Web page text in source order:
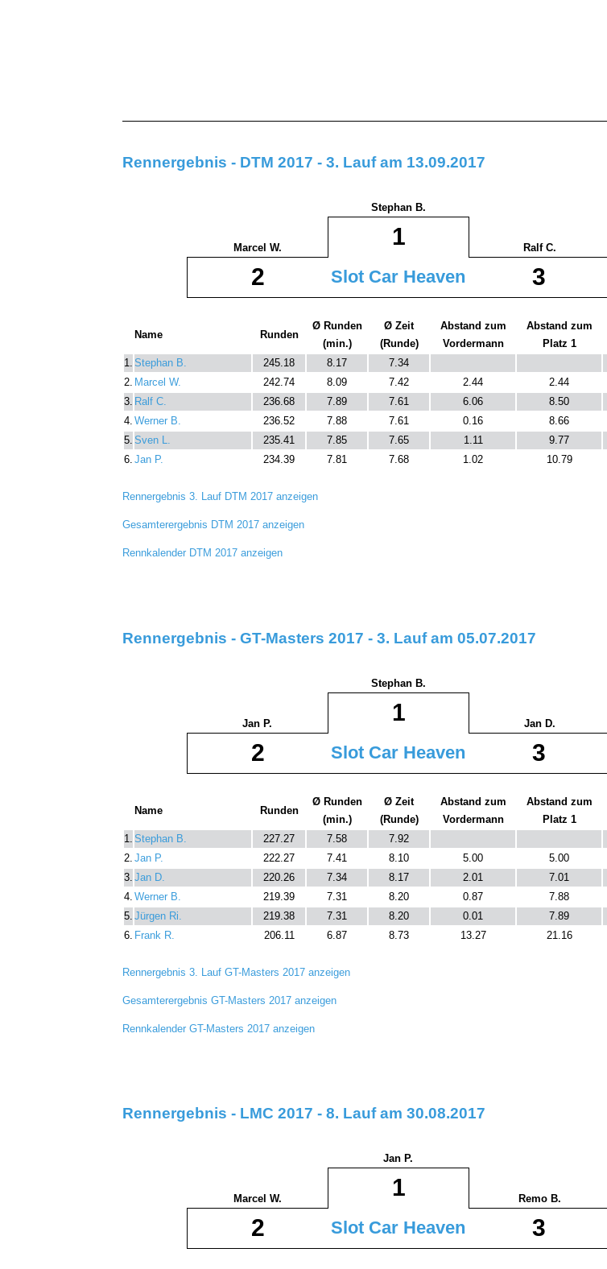
Rennergebnis - DTM 2017 - 3. Lauf am 13.09.2017
Stephan B.
Marcel W. 1 Ralf C.
2 Slot Car Heaven 3
Name Runden
Ø Runden
(min.)
Ø Zeit
(Runde)
Abstand zum
Vordermann
Abstand zum
Platz 1
1. Stephan B. 245.18 8.17 7.34
2. Marcel W. 242.74 8.09 7.42 2.44 2.44
3. Ralf C. 236.68 7.89 7.61 6.06 8.50
4. Werner B. 236.52 7.88 7.61 0.16 8.66
5. Sven L. 235.41 7.85 7.65 1.11 9.77
6. Jan P. 234.39 7.81 7.68 1.02 10.79
Rennergebnis 3. Lauf DTM 2017 anzeigen
Gesamterergebnis DTM 2017 anzeigen
Rennkalender DTM 2017 anzeigen
Rennergebnis - GT-Masters 2017 - 3. Lauf am 05.07.2017
Stephan B.
Jan P. 1 Jan D.
2 Slot Car Heaven 3
Name Runden
Ø Runden
(min.)
Ø Zeit
(Runde)
Abstand zum
Vordermann
Abstand zum
Platz 1
1. Stephan B. 227.27 7.58 7.92
2. Jan P. 222.27 7.41 8.10 5.00 5.00
3. Jan D. 220.26 7.34 8.17 2.01 7.01
4. Werner B. 219.39 7.31 8.20 0.87 7.88
5. Jürgen Ri. 219.38 7.31 8.20 0.01 7.89
6. Frank R. 206.11 6.87 8.73 13.27 21.16
Rennergebnis 3. Lauf GT-Masters 2017 anzeigen
Gesamterergebnis GT-Masters 2017 anzeigen
Rennkalender GT-Masters 2017 anzeigen
Rennergebnis - LMC 2017 - 8. Lauf am 30.08.2017
Jan P.
Marcel W. 1 Remo B.
2 Slot Car Heaven 3